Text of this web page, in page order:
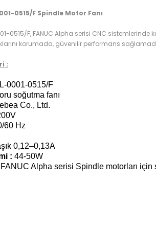
0515/F Spindle Motor Fanı
0515/F, FANUC Alpha serisi CNC
korumada, güvenilir performans
:
0001-0515/F
soğutma fanı
Co., Ltd.
60 Hz
0,12–0,13A
: 44-50W
FANUC Alpha serisi Spindle motorları için